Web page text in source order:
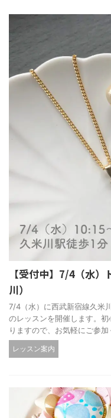
【受付中】7/4（水
川）
7/4（水）に西武新宿線久米
のレッスンを開催します。
りますので、お気軽にご参加
レッスン案内